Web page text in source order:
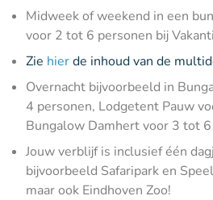
Midweek of weekend in een
voor 2 tot 6 personen bij
Zie hierde inhoud van de
Overnacht bijvoorbeeld in
4 personen, Lodgetent Pauw
Bungalow Damhert voor 3 tot
Jouw verblijf is inclusief één
bijvoorbeeld Safaripark en
maar ook Eindhoven Zoo!